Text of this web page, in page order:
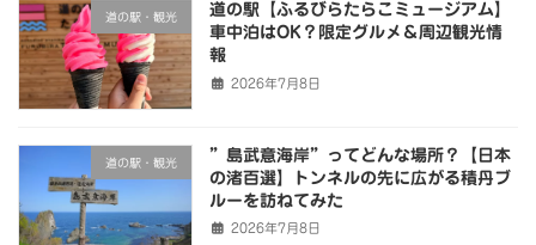
道の駅・観光
道の駅【ふるびらたらこミュージアム】
車中泊はOK？限定グルメ＆周辺観光情
報
2026年7月8日
道の駅・観光
”島武意海岸”ってどんな場所？【日本
の渚百選】トンネルの先に広がる積丹ブ
ルーを訪ねてみた
2026年7月8日